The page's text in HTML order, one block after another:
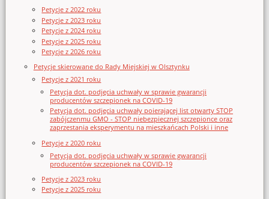
Petycje z 2022 roku
Petycje z 2023 roku
Petycje z 2024 roku
Petycje z 2025 roku
Petycje z 2026 roku
Petycje skierowane do Rady Miejskiej w Olsztynku
Petycje z 2021 roku
Petycja dot. podjęcia uchwały w sprawie gwarancji
producentów szczepionek na COVID-19
Petycja dot. podjęcia uchwały poierającej list otwarty STOP
zabójczenmu GMO - STOP niebezpiecznej szczepionce oraz
zaprzestania eksperymentu na mieszkańcach Polski i inne
Petycje z 2020 roku
Petycja dot. podjęcia uchwały w sprawie gwarancji
producentów szczepionek na COVID-19
Petycje z 2023 roku
Petycje z 2025 roku